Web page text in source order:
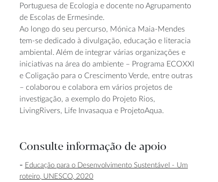
Portuguesa de Ecologia e docente no Agrupamento
de Escolas de Ermesinde.
Ao longo do seu percurso, Mónica Maia-Mendes
tem-se dedicado à divulgação, educação e literacia
ambiental. Além de integrar várias organizações e
iniciativas na área do ambiente – Programa ECOXXI
e Coligação para o Crescimento Verde, entre outras
– colaborou e colabora em vários projetos de
investigação, a exemplo do Projeto Rios,
LivingRivers, Life Invasaqua e ProjetoAqua.
Consulte informação de apoio
Educação para o Desenvolvimento Sustentável - Um
roteiro, UNESCO, 2020